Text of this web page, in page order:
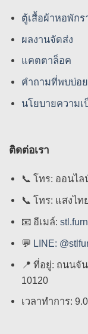
ตู้เสื้อผ้าหอพักร
ผลงานจัดส่ง
แคตตาล็อค
คําถามที่พบบ่อย
นโยบายความเ
ติดต่อเรา
📞โทร: ออนไ
📞โทร: แสงไท
📧 อีเมล์:
💬 LINE:
📍 ที่อยู่: ถนนจั
10120
เวลาทำการ: